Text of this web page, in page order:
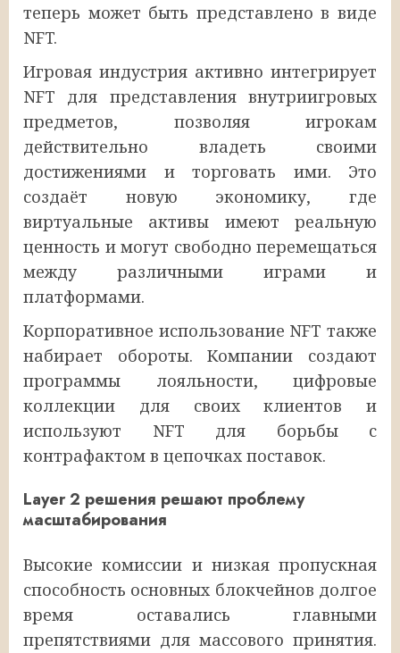
теперь может быть представлено в виде
NFT.
Игровая индустрия активно интегрирует
NFT для представления внутриигровых
предметов, позволяя игрокам
действительно владеть своими
достижениями и торговать ими. Это
создаёт новую экономику, где
виртуальные активы имеют реальную
ценность и могут свободно перемещаться
между различными играми и
платформами.
Корпоративное использование NFT также
набирает обороты. Компании создают
программы лояльности, цифровые
коллекции для своих клиентов и
используют NFT для борьбы с
контрафактом в цепочках поставок.
Layer 2 решения решают проблему
масштабирования
Высокие комиссии и низкая пропускная
способность основных блокчейнов долгое
время оставались главными
препятствиями для массового принятия.